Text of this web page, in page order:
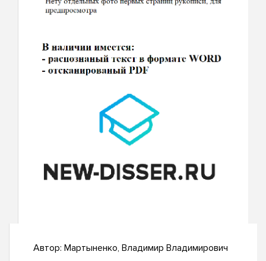
Автор: Мартыненко, Владимир Владимирович